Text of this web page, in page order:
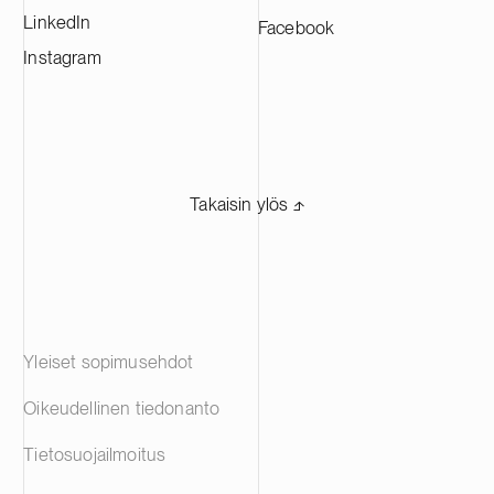
LinkedIn
Instagram
Facebook
Takaisin ylös ⬏
Yleiset sopimusehdot
Oikeudellinen tiedonanto
Tietosuojailmoitus